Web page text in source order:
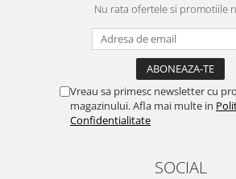
Nu rata ofertele si promotiile
Vreau sa primesc newsletter cu
magazinului. Afla mai multe in
Confidentialitate
SOCIAL